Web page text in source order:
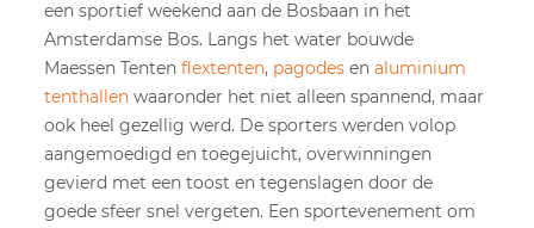
een sportief weekend aan de Bosbaan in het
Amsterdamse Bos. Langs het water bouwde
Maessen Tentenflextenten, pagodesenaluminium
tenthallenwaaronder het niet alleen spannend, maar
ook heel gezellig werd. De sporters werden volop
aangemoedigd en toegejuicht, overwinningen
gevierd met een toost en tegenslagen door de
goede sfeer snel vergeten. Een sportevenement om